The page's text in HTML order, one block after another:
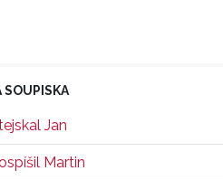
SOUPISKA
Jan
Martin